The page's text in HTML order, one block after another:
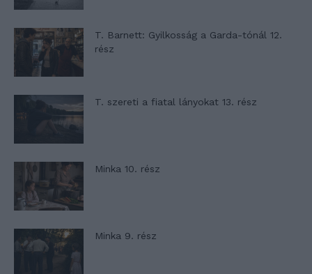
T. Barnett: Gyilkosság a Garda-tónál 12.
rész
T. szereti a fiatal lányokat 13. rész
Minka 10. rész
Minka 9. rész